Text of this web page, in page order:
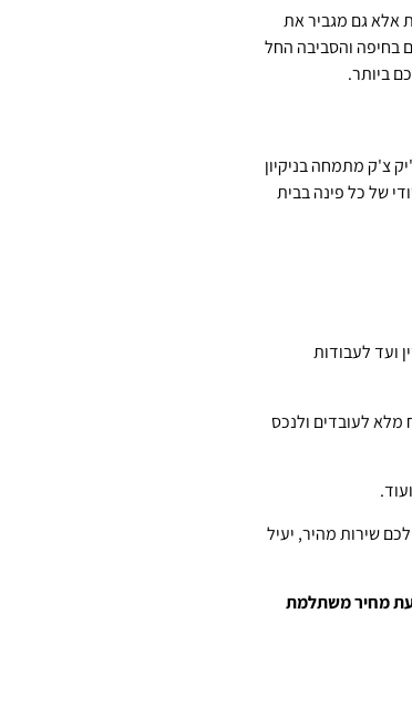
אלא גם מגביר את
בחיפה והסביבה החל
ביותר.
צ'ק מתמחה בניקיון
של כל פינה בבית
ועד לעבודות
מלא לעובדים ולנכס
שירות מהיר, יעיל
מחיר משתלמת